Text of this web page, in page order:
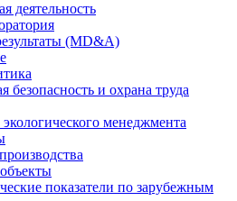
деятельность
(MD&A)
и охрана труда
менеджмента
показатели по зарубежным